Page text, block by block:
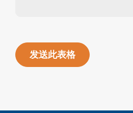
发送此表格